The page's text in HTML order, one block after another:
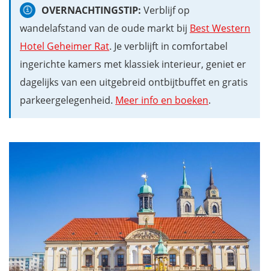
OVERNACHTINGSTIP: Verblijf op
wandelafstand van de oude markt bij Best Western
Hotel Geheimer Rat. Je verblijft in comfortabel
ingerichte kamers met klassiek interieur, geniet er
dagelijks van een uitgebreid ontbijtbuffet en gratis
parkeergelegenheid. Meer info en boeken.